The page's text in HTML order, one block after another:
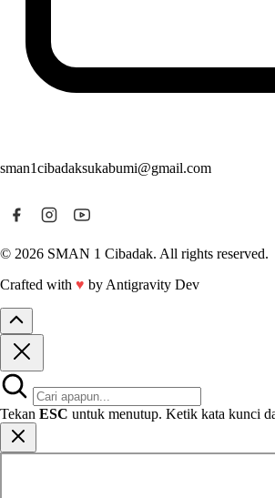
sman1cibadaksukabumi@gmail.com
© 2026 SMAN 1 Cibadak. All rights reserved.
Crafted with ♥ by Antigravity Dev
Tekan ESC untuk menutup. Ketik kata kunci